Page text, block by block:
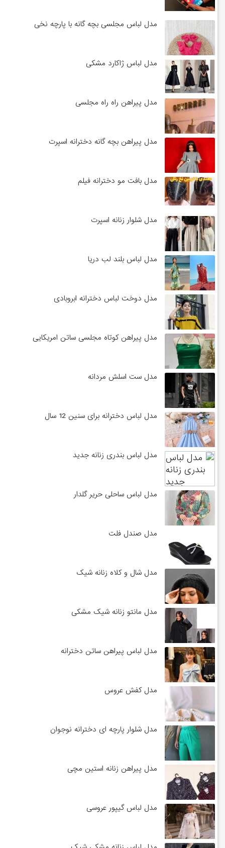
مدل لباس مجلسی بچه گانه با پارچه نخی
مدل لباس ژاکارد مشکی
مدل پیراهن راه راه مجلسی
مدل پیراهن بچه گانه دخترانه اسپرت
مدل بافت مو دخترانه فیلم
مدل شلوار زنانه اسپرت
مدل لباس بلند لب دریا
مدل دوخت لباس دخترانه ابروبادی
مدل پیراهن کوتاه مجلسی ساتن امریکایی
مدل ست اسلش مردانه
مدل لباس دخترانه برای سنین 12 سال
مدل لباس بندری زنانه جدید
مدل لباس ساحلی حریر گلدار
مدل صندل فلت
مدل شال و کلاه زنانه شیک
مدل مانتو زنانه شیک مشکی
مدل لباس پیراهن ساتن دخترانه
مدل کفش عروس
مدل شلوار پارچه ای دخترانه نوجوان
مدل پیراهن زنانه استین مچی
مدل لباس گیپور عروسی